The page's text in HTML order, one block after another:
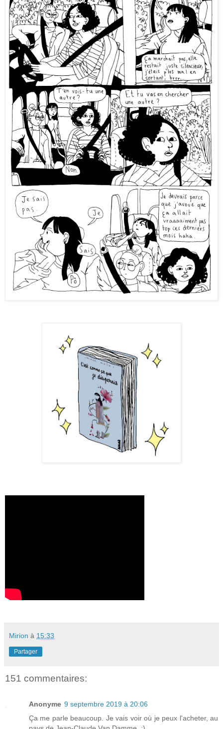
Mirion à 15:33
Partager
151 commentaires:
Anonyme 9 septembre 2019 à 20:06
Ça me parle beaucoup. Je vais voir où je peux l'acheter, au